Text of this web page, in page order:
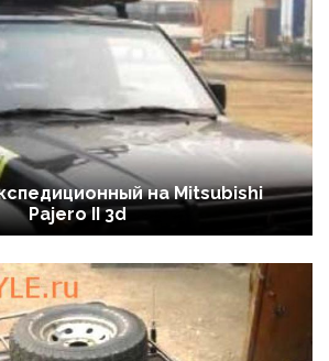
на Mitsubishi
Pajero II 3d